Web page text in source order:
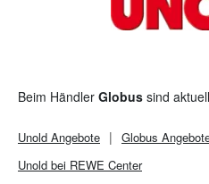
Beim Händler Globus sind
Unold Angebote Globus
Unold bei REWE Center